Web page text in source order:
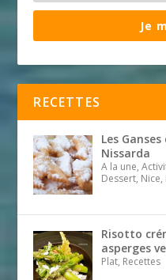
Je
RECETTES
Les
Nissarda
A la une,
Dessert, Nice,
Risotto
asperges
Plat, Recettes